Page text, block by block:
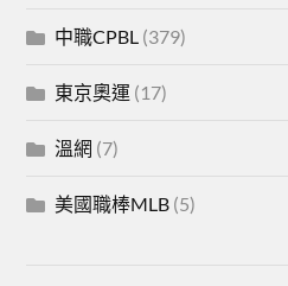
中職CPBL (379)
東京奧運 (17)
溫網 (7)
美國職棒MLB (5)